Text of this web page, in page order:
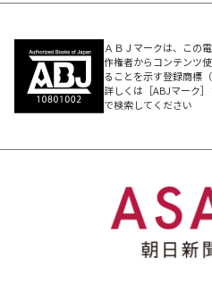
ＡＢＪマークは、この
作権者からコンテンツ
ることを示す登録商標
詳しくは［ABJマーク
で検索してください